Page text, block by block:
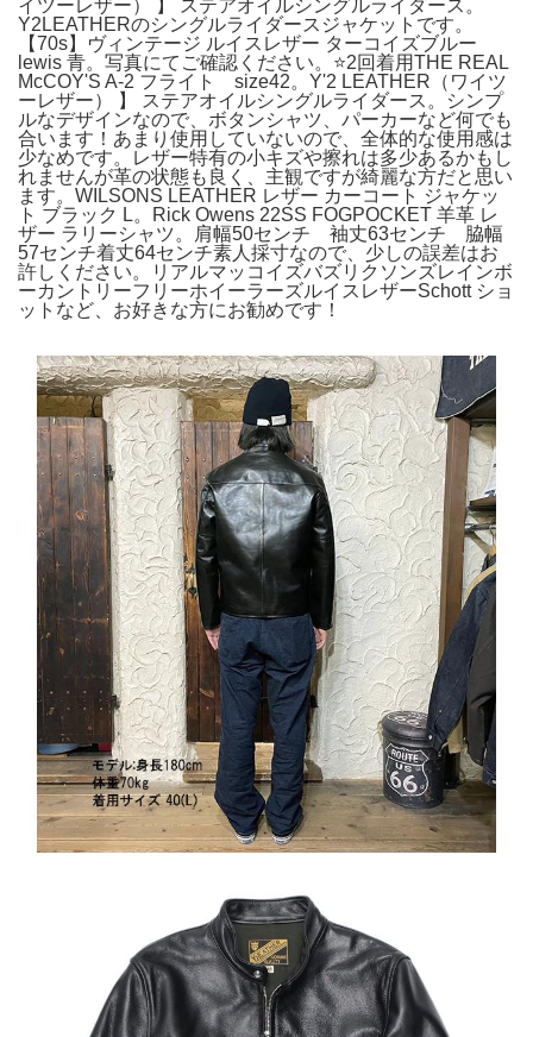
イツーレザー） 】 ステアオイルシングルライダース。
Y2LEATHERのシングルライダースジャケットです。
【70s】ヴィンテージ ルイスレザー ターコイズブルー
lewis 青。写真にてご確認ください。⭐️2回着用THE REAL
McCOY'S A-2 フライト size42。Y'2 LEATHER（ワイツ
ーレザー） 】 ステアオイルシングルライダース。シンプ
ルなデザインなので、ボタンシャツ、パーカーなど何でも
合います！あまり使用していないので、全体的な使用感は
少なめです。レザー特有の小キズや擦れは多少あるかもし
れませんが革の状態も良く、主観ですが綺麗な方だと思い
ます。WILSONS LEATHER レザー カーコート ジャケッ
ト ブラック L。Rick Owens 22SS FOGPOCKET 羊革 レ
ザー ラリーシャツ。肩幅50センチ 袖丈63センチ 脇幅
57センチ着丈64センチ素人採寸なので、少しの誤差はお
許しください。リアルマッコイズバズリクソンズレインボ
ーカントリーフリーホイーラーズルイスレザーSchott ショ
ットなど、お好きな方にお勧めです！